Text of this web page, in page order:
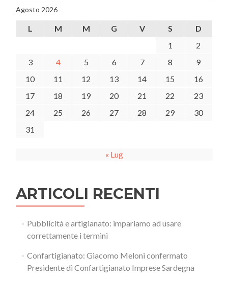
MOBILITA’
ELETTRICA
Agosto 2026
L M M G V S
D
1
2
3
4 5 6 7 8
9
10
11 12 13 14 15
16
17
18 19 20 21 22
23
24
25 26 27 28 29
30
31
« Lug
ARTICOLI RECENTI
Pubblicità e artigianato: impariamo ad usare
correttamente i termini
Confartigianato: Giacomo Meloni confermato
Presidente di Confartigianato Imprese Sardegna